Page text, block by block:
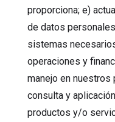
proporciona; e)
de datos
sistemas
operaciones y
manejo en nuestros
consulta y
productos y/o